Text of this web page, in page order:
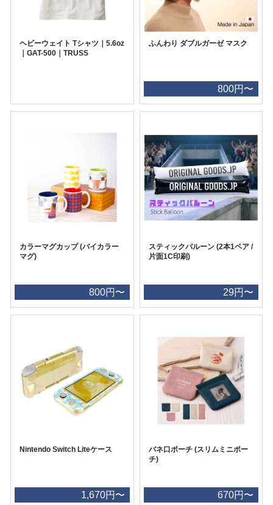
ヘビーウェイト Tシャツ｜5.6oz
｜GAT-500｜TRUSS
ふんわり ダブルガーゼ マスク
800円〜
カラーマグカップ (バイカラー
マグ)
800円〜
スティックバルーン (2本1ペア /
片面1C印刷)
29円〜
Nintendo Switch Liteケース
1,670円〜
バネ口ポーチ (スリムミニポー
チ)
670円〜